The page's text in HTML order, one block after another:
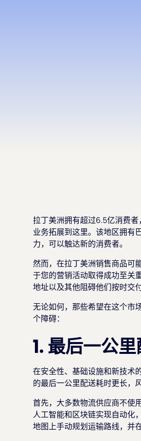
拉丁美洲拥有超过6.5亿消费
业务拓展到这里。该地区拥有
力，可以触达新的消费者。
然而，在拉丁美洲销售商品可
于您的营销活动取得成功至关
地址以及其他阻碍他们按时交
无论如何，那些希望在这个市
个障碍：
1. 最后一公
在安全性、基础设施和新技术
的最后一公里配送耗时更长，
首先，大多数物流供应商不使
人工智能和区块链实现自动化
地图上手动规划运输路线，并